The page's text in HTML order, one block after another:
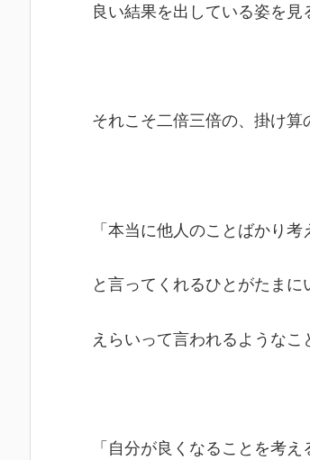
良い結果を出している姿を見
それこそ二倍三倍の、掛け算
「本当に他人のことばかり
と言ってくれるひとがたまに
えらいって言われるようなこ
「自分が良くなることを考え